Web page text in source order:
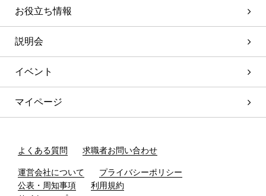
お役立ち情報
説明会
イベント
マイページ
よくある質問 求職者お問い合わせ
運営会社について
プライバシーポリシー
公表・周知事項
利用規約